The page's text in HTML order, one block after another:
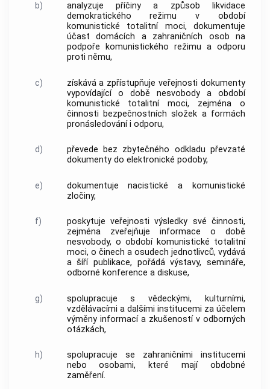
b)
analyzuje příčiny a způsob likvidace
demokratického režimu v období
komunistické totalitní moci, dokumentuje
účast domácích a zahraničních osob na
podpoře komunistického režimu a odporu
proti němu,
c)
získává a zpřístupňuje veřejnosti dokumenty
vypovídající o době nesvobodya období
komunistické totalitní moci, zejména o
činnosti bezpečnostních složek a formách
pronásledování i odporu,
d)
převede bez zbytečného odkladu převzaté
dokumenty do elektronické podoby,
e)
dokumentuje nacistické a komunistické
zločiny,
f)
poskytuje veřejnosti výsledky své činnosti,
zejména zveřejňuje informace o době
nesvobody, o období komunistické totalitní
moci, o činech a osudech jednotlivců, vydává
a šíří publikace, pořádá výstavy, semináře,
odborné konference a diskuse,
g)
spolupracuje s vědeckými, kulturními,
vzdělávacími a dalšími institucemi za účelem
výměny informací a zkušeností v odborných
otázkách,
h)
spolupracuje se zahraničními institucemi
nebo osobami, které mají obdobné
zaměření.